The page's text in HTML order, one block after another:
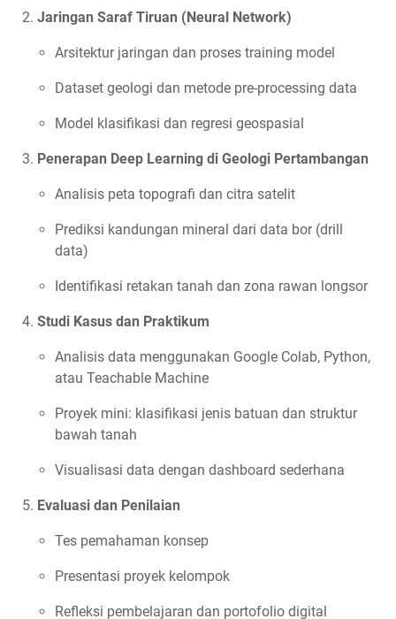
Jaringan Saraf Tiruan (Neural Network)
Arsitektur jaringan dan proses training model
Dataset geologi dan metode pre-processing data
Model klasifikasi dan regresi geospasial
Penerapan Deep Learning di Geologi Pertambangan
Analisis peta topografi dan citra satelit
Prediksi kandungan mineral dari data bor (drill
data)
Identifikasi retakan tanah dan zona rawan longsor
Studi Kasus dan Praktikum
Analisis data menggunakan Google Colab, Python,
atau Teachable Machine
Proyek mini: klasifikasi jenis batuan dan struktur
bawah tanah
Visualisasi data dengan dashboard sederhana
Evaluasi dan Penilaian
Tes pemahaman konsep
Presentasi proyek kelompok
Refleksi pembelajaran dan portofolio digital